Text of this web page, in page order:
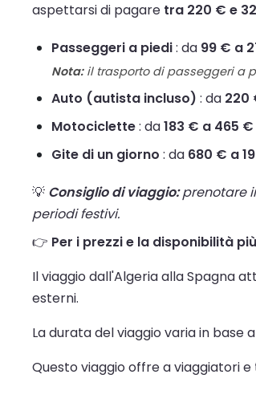
aspettarsi di pagare tra 220 € e
Passeggeri a piedi: da 99 € a
Nota:il trasporto di passeggeri a
Auto (autista incluso) : da 220
Motociclette: da183 € a 465
Gite di un giorno : da 680 € a
💡 Consiglio di viaggio:prenotare
periodi festivi.
👉 Per i prezzi e la disponibilità
Il viaggio dall'Algeria alla Spagna
esterni.
La durata del viaggio varia in
Questo viaggio offre a viaggiatori